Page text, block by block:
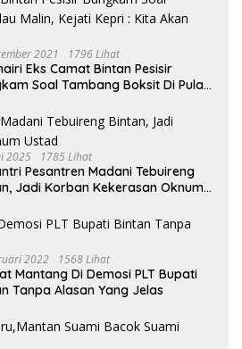
2021 1796 Lihat
Eks Camat Bintan Pesisir
Soal Tambang Boksit Di Pulau
2025 1785 Lihat
Pesantren Madani Tebuireng
Jadi Korban Kekerasan Oknum
2022 1568 Lihat
Mantang Di Demosi PLT Bupati
Tanpa Alasan Yang Jelas